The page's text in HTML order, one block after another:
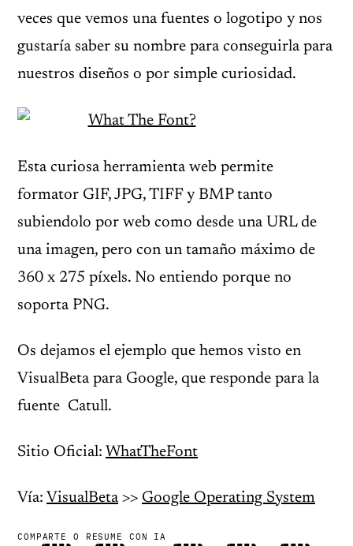
veces que vemos una fuentes o logotipo y nos
gustaría saber su nombre para conseguirla para
nuestros diseños o por simple curiosidad.
Esta curiosa herramienta web permite
formator GIF, JPG, TIFF y BMP tanto
subiendolo por web como desde una URL de
una imagen, pero con un tamaño máximo de
360 x 275 píxels. No entiendo porque no
soporta PNG.
Os dejamos el ejemplo que hemos visto en
VisualBeta para Google, que responde para la
fuente Catull.
Sitio Oficial: WhatTheFont
Vía: VisualBeta >> Google Operating System
COMPARTE O RESUME CON IA